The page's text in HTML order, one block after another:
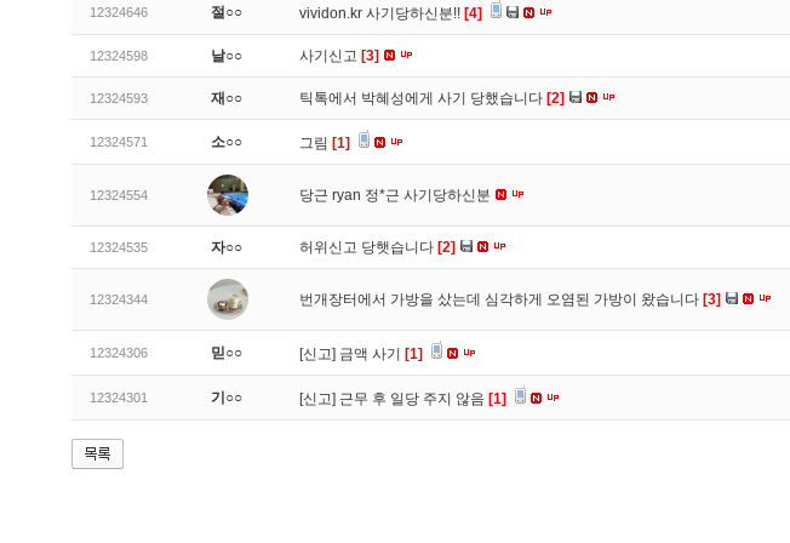
12324646 절○○ vividon.kr 사기당하신분!! [4]
12324598 날○○ 사기신고 [3]
12324593 재○○ 틱톡에서 박혜성에게 사기 당했습니다 [2]
12324571 소○○ 그림 [1]
12324554 당근 ryan 정*근 사기당하신분
12324535 자○○ 허위신고 당햇습니다 [2]
12324344 번개장터에서 가방을 샀는데 심각하게 오염된 가방이 왔습니다 [3]
12324306 믿○○ [신고] 금액 사기 [1]
12324301 기○○ [신고] 근무 후 일당 주지 않음 [1]